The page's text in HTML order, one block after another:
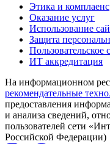
Этика и комплаенс
Оказание услуг
Использование
Защита
Пользовательское
ИТ аккредитация
На информационном
рекомендательные
предоставления
и анализа сведений,
пользователей сети
Российской Федерации)